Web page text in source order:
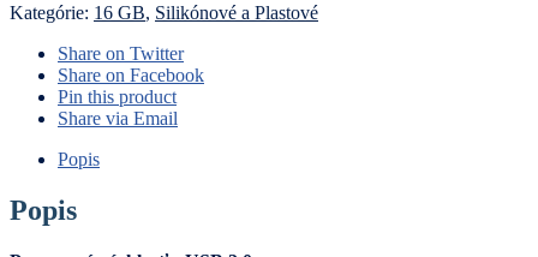
Kategórie: 16 GB, Silikónové a Plastové
Share on Twitter
Share on Facebook
Pin this product
Share via Email
Popis
Popis